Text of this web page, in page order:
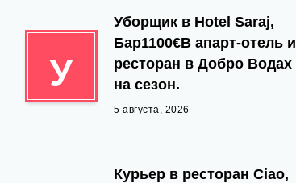
У
Уборщик в Hotel Saraj,
Бар1100€В апарт-отель и
ресторан в Добро Водах
на сезон.
5 августа, 2026
Курьер в ресторан Ciao,